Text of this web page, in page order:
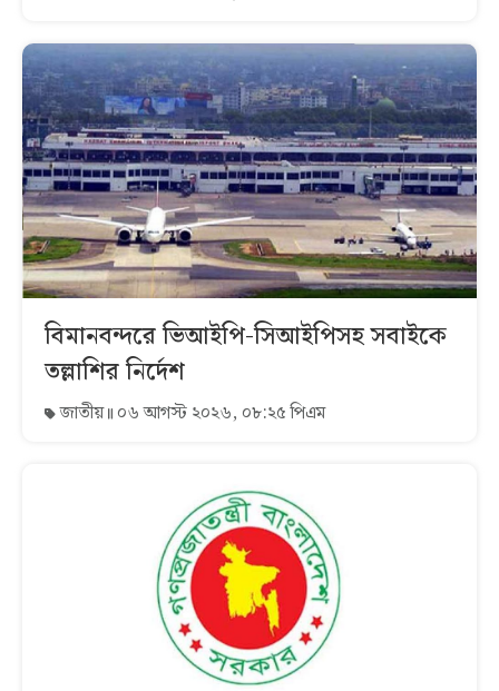
বিমানবন্দরে ভিআইপি-সিআইপিসহ সবাইকে
তল্লাশির নির্দেশ
জাতীয় ০৬ আগস্ট ২০২৬, ০৮:২৫ পিএম